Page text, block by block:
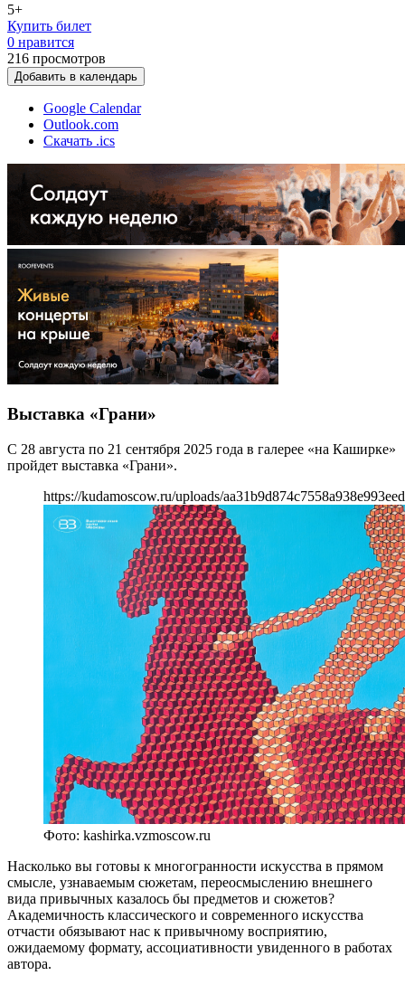
5+
Купить билет
0 нравится
216 просмотров
Добавить в календарь
Google Calendar
Outlook.com
Скачать .ics
Выставка «Грани»
С 28 августа по 21 сентября 2025 года в галерее «на Каширке»
пройдет выставка «Грани».
https://kudamoscow.ru/uploads/
Фото: kashirka.vzmoscow.ru
Насколько вы готовы к многогранности искусства в прямом
смысле, узнаваемым сюжетам, переосмыслению внешнего
вида привычных казалось бы предметов и сюжетов?
Академичность классического и современного искусства
отчасти обязывают нас к привычному восприятию,
ожидаемому формату, ассоциативности увиденного в работах
автора.